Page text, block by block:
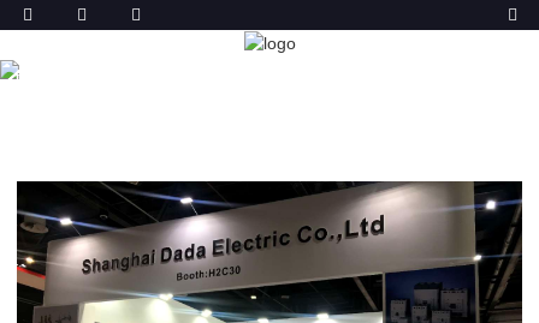
NAIDHEACHDAN
DACHAIGH